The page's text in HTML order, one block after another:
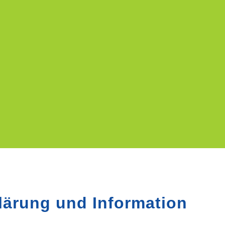
und Information